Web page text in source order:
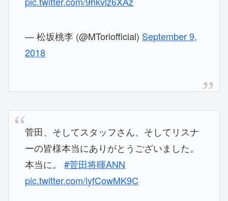
— 松坂桃李 (@MToriofficial) September 9,
2018
菅田、そしてスタッフさん、そしてリスナ
ーの皆様本当にありがとうございました。
本当に。#菅田将暉ANN
pic.twitter.com/iyfCowMK9C